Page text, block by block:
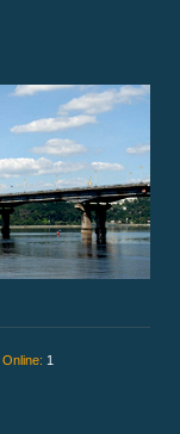
Online: 1